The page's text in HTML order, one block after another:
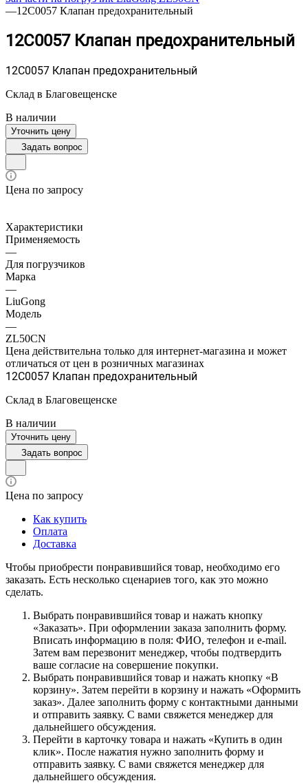
—12C0057 Клапан предохранительный
12C0057 Клапан предохранительный
12C0057 Клапан предохранительный
Склад в Благовещенске
В наличии
Уточнить цену
Задать вопрос
Цена по запросу
Характеристики
Применяемость
—
Для погрузчиков
Марка
—
LiuGong
Модель
—
ZL50CN
Цена действительна только для интернет-магазина и может
отличаться от цен в розничных магазинах
12C0057 Клапан предохранительный
Склад в Благовещенске
В наличии
Уточнить цену
Задать вопрос
Цена по запросу
Как купить
Оплата
Доставка
Чтобы приобрести понравившийся товар, необходимо его
заказать. Есть несколько сценариев того, как это можно
сделать.
Выбрать понравившийся товар и нажать кнопку
«Заказать». При оформлении заказа заполнить форму.
Вписать информацию в поля: ФИО, телефон и e-mail.
Затем вам перезвонит менеджер, чтобы подтвердить
ваше согласие на совершение покупки.
Выбрать понравившийся товар и нажать кнопку «В
корзину». Затем перейти в корзину и нажать «Оформить
заказ». Далее заполнить форму с контактными данными
и отправить заявку. С вами свяжется менеджер для
дальнейшего обсуждения.
Перейти в карточку товара и нажать «Купить в один
клик». После нажатия нужно заполнить форму и
отправить заявку. С вами свяжется менеджер для
дальнейшего обсуждения.